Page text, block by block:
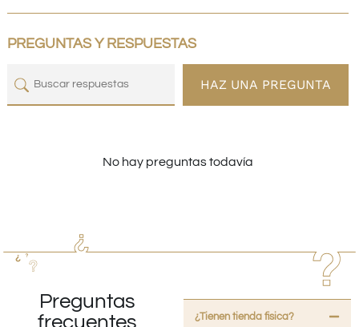
PREGUNTAS Y RESPUESTAS
HAZ UNA PREGUNTA
No hay preguntas todavía
Preguntas
frecuentes
¿Tienen tienda fisica?